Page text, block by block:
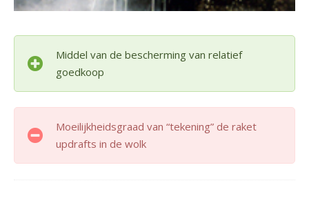
Middel van de bescherming van relatief
goedkoop
Moeilijkheidsgraad van “tekening” de raket
updrafts in de wolk